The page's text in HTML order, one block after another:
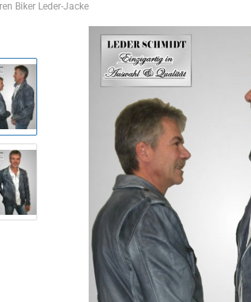
Biker Leder-Jacke